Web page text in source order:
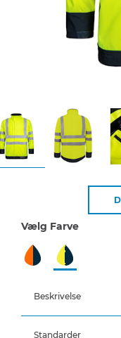
Vælg Farve
Beskrivelse
Standarder